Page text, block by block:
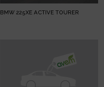
BMW 225XE ACTIVE TOURER